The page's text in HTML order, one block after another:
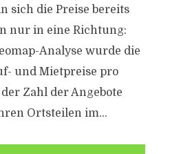
sich die Preise bereits
nur in eine Richtung:
Analyse wurde die
und Mietpreise pro
Zahl der Angebote
Ortsteilen im...